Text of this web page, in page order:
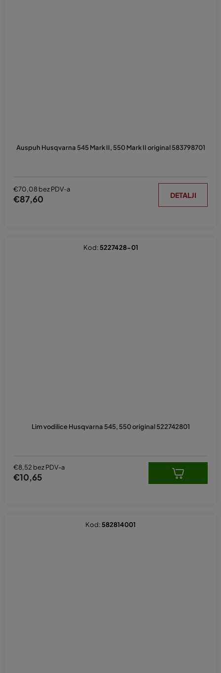
Auspuh Husqvarna 545 Mark II, 550 Mark II original 583798701
€70,08 bez PDV-a
€87,60 DETALJI
Lim vodilice Husqvarna 545, 550 original 522742801
€8,52 bez PDV-a
€10,65
Kod: 5227428-01
Kod: 582814001